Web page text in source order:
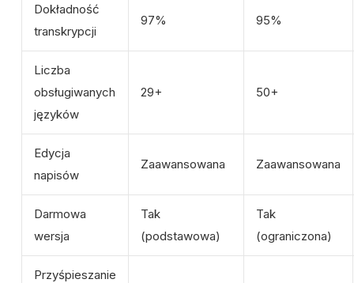
Dokładność
transkrypcji
97% 95%
Liczba
obsługiwanych
języków
29+ 50+
Edycja
napisów
Zaawansowana Zaawansowana
Darmowa
wersja
Tak
(podstawowa)
Tak
(ograniczona)
Przyśpieszanie